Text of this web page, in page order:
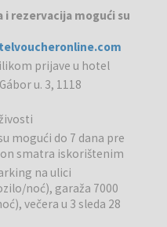
dobroj povezanosti sa
i poslovne putnike. Hotel
ponudu sadržaja za
se na mirnoj lokaciji u
Budimpešte. Centar
javnim prevozom. Centar
centara. Najbliža
od hotela, u blizini nalaze
i autocestu M1 koja vodi
su na raspolaganju
sauna, bio sauna,
rezervacija mogući su
prijave u hotel
u. 3, 1118
mogući do 7 dana pre
smatra iskorištenim
na ulici
noć), garaža 7000
večera u 3 sleda 28